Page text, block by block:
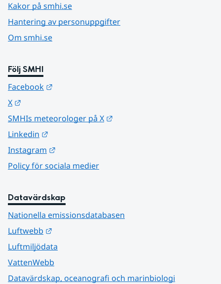
Kakor på smhi.se
Hantering av personuppgifter
Om smhi.se
Följ SMHI
Facebook
X
SMHIs meteorologer på X
Linkedin
Instagram
Policy för sociala medier
Datavärdskap
Nationella emissionsdatabasen
Luftwebb
Luftmiljödata
VattenWebb
Datavärdskap, oceanografi och marinbiologi